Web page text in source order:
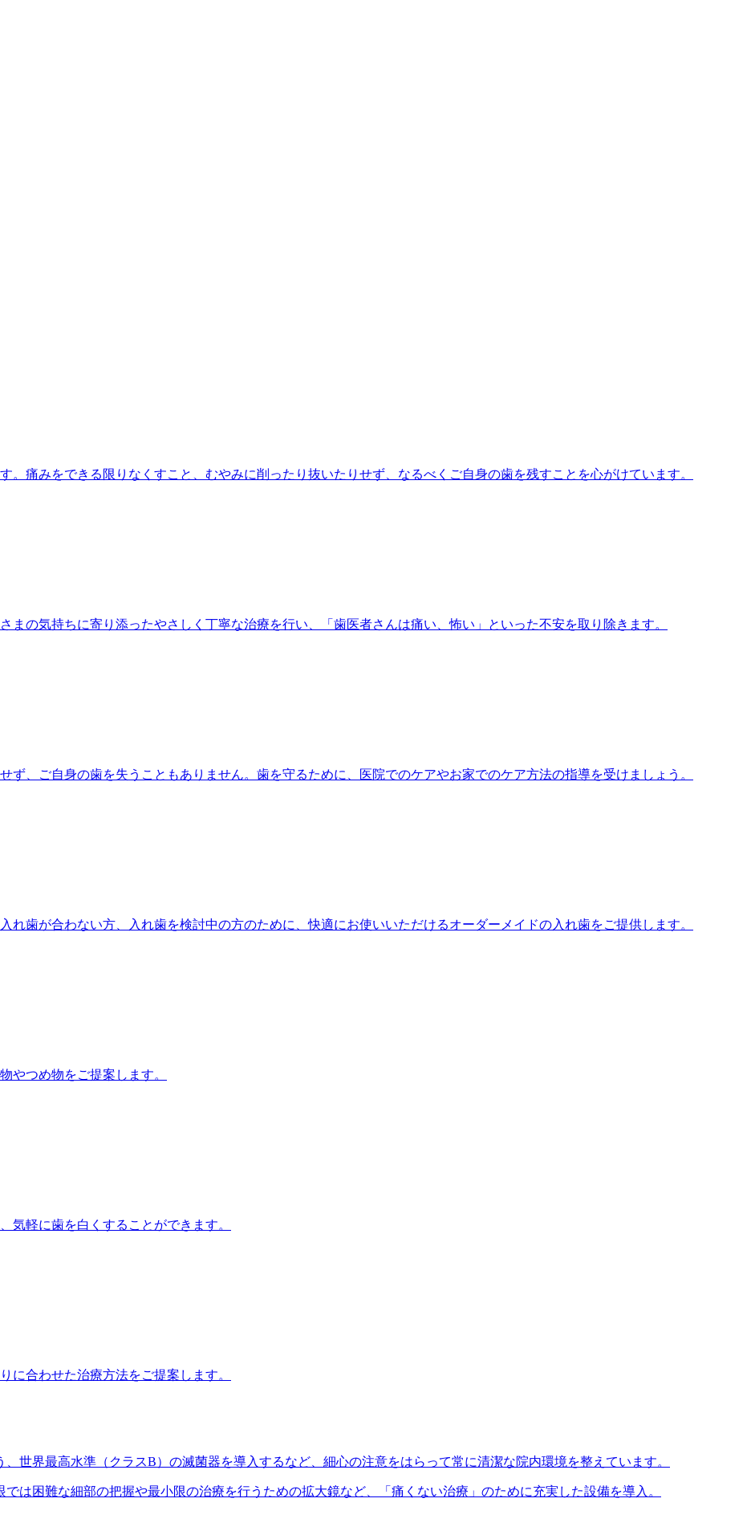
。痛みをできる限りなくすこと、むやみに削ったり抜いたりせず、なるべくご自身の歯を残すことを心がけています。
まの気持ちに寄り添ったやさしく丁寧な治療を行い、「歯医者さんは痛い、怖い」といった不安を取り除きます。
ず、ご自身の歯を失うこともありません。歯を守るために、医院でのケアやお家でのケア方法の指導を受けましょう。
れ歯が合わない方、入れ歯を検討中の方のために、快適にお使いいただけるオーダーメイドの入れ歯をご提供します。
やつめ物をご提案します。
気軽に歯を白くすることができます。
に合わせた治療方法をご提案します。
世界最高水準（クラスB）の滅菌器を導入するなど、細心の注意をはらって常に清潔な院内環境を整えています。
は困難な細部の把握や最小限の治療を行うための拡大鏡など、「痛くない治療」のために充実した設備を導入。